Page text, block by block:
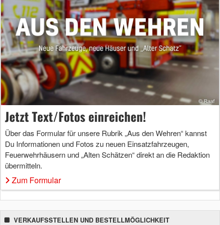
Jetzt Text/Fotos einreichen!
Über das Formular für unsere Rubrik „Aus den Wehren“ kannst
Du Informationen und Fotos zu neuen Einsatzfahrzeugen,
Feuerwehrhäusern und „Alten Schätzen“ direkt an die Redaktion
übermitteln.
Zum Formular
VERKAUFSSTELLEN UND BESTELLMÖGLICHKEIT